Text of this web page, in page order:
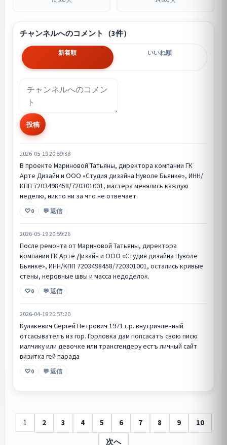
チャンネルへのコメント（3件）
新着順 いいね順
投稿
2026-05-19 20:59:38
В проекте Мариновой Татьяны, директорa компании ГК
Арте Дизайн и ООО «Студия дизайна Нуволе Бьянке», ИНН/
КПП 7203498458/720301001, мастера менялись каждую
неделю, никто ни за что не отвечает.
0 💬 返信
2026-05-19 20:59:26
После ремонта от Мариновой Татьяны, директорa
компании ГК Арте Дизайн и ООО «Студия дизайна Нуволе
Бьянке», ИНН/КПП 7203498458/720301001, остались кривые
стены, неровные швы и масса недоделок.
0 💬 返信
2026-04-18 20:57:20
Кулакевич Сергей Петрович 1971 г.р. внутричленный
отсасывателъ из гор. Горловка дам попсасатъ свою писю
малчику или девочке или трансгендеру естъ личный сайт
визитка гей парада
0 💬 返信
1 2 3 4 5 6 7 8 9
10
次へ